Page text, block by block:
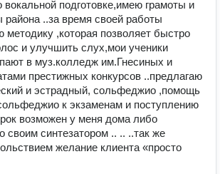
вокальной подготовке,имею грамоты и
района ..за время своей работы
методику ,которая позволяет быстро
и улучшить слух,мои ученики
в муз.колледж им.Гнесиных и
престижных конкурсов ..предлагаю
и эстрадный, сольфеджио ,помощь
к экзаменам и поступлению
возможен у меня дома либо
своим синтезатором .. .. ..так же
желание клиента «просто